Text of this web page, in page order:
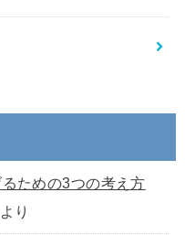
ための3つの考え方
より